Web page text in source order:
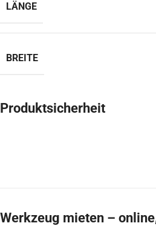
LÄNGE
BREITE
Produktsicherheit
Werkzeug mieten –